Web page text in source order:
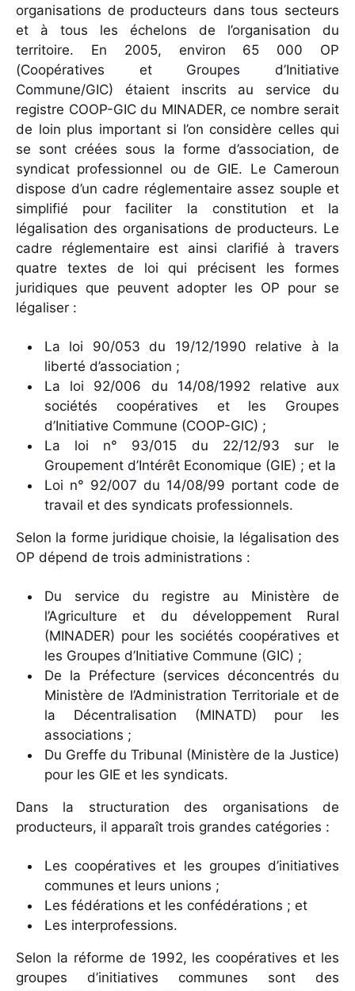
organisations de producteurs dans tous secteurs
et à tous les échelons de l’organisation du
territoire. En 2005, environ 65 000 OP
(Coopératives et Groupes d’Initiative
Commune/GIC) étaient inscrits au service du
registre COOP-GIC du MINADER, ce nombre serait
de loin plus important si l’on considère celles qui
se sont créées sous la forme d’association, de
syndicat professionnel ou de GIE. Le Cameroun
dispose d’un cadre réglementaire assez souple et
simplifié pour faciliter la constitution et la
légalisation des organisations de producteurs. Le
cadre réglementaire est ainsi clarifié à travers
quatre textes de loi qui précisent les formes
juridiques que peuvent adopter les OP pour se
légaliser :
La loi 90/053 du 19/12/1990 relative à la
liberté d’association ;
La loi 92/006 du 14/08/1992 relative aux
sociétés coopératives et les Groupes
d’Initiative Commune (COOP-GIC) ;
La loi n° 93/015 du 22/12/93 sur le
Groupement d’Intérêt Economique (GIE) ; et la
Loi n° 92/007 du 14/08/99 portant code de
travail et des syndicats professionnels.
Selon la forme juridique choisie, la légalisation des
OP dépend de trois administrations :
Du service du registre au Ministère de
l’Agriculture et du développement Rural
(MINADER) pour les sociétés coopératives et
les Groupes d’Initiative Commune (GIC) ;
De la Préfecture (services déconcentrés du
Ministère de l’Administration Territoriale et de
la Décentralisation (MINATD) pour les
associations ;
Du Greffe du Tribunal (Ministère de la Justice)
pour les GIE et les syndicats.
Dans la structuration des organisations de
producteurs, il apparaît trois grandes catégories :
Les coopératives et les groupes d’initiatives
communes et leurs unions ;
Les fédérations et les confédérations ; et
Les interprofessions.
Selon la réforme de 1992, les coopératives et les
groupes d’initiatives communes sont des